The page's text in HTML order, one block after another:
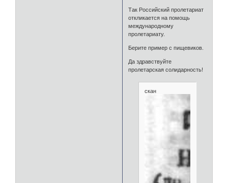
Так Российский пролетариат
откликается на помощь
международному
пролетариату.
Берите пример с пищевиков.
Да здравствуйте
пролетарская солидарность!
скан